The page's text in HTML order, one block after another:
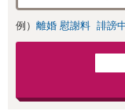
例） 離婚 慰謝料 誹謗